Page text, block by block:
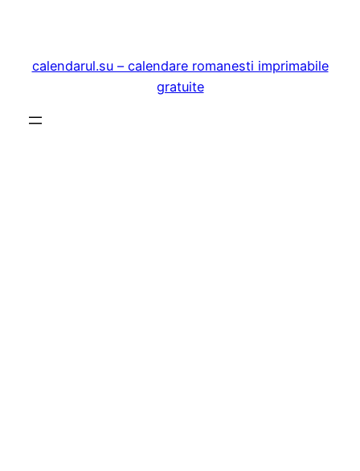
conținut
calendarul.su – calendare romanesti imprimabile
gratuite